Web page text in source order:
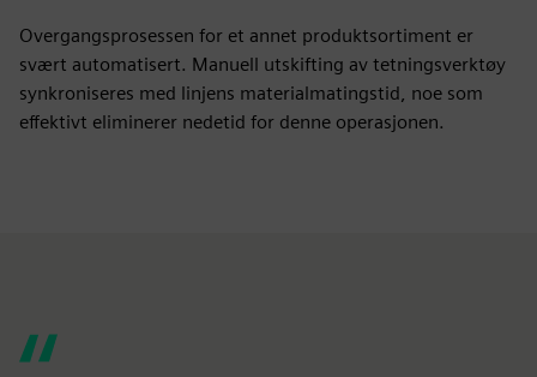
Overgangsprosessen for et annet produktsortiment er
svært automatisert. Manuell utskifting av tetningsverktøy
synkroniseres med linjens materialmatingstid, noe som
effektivt eliminerer nedetid for denne operasjonen.